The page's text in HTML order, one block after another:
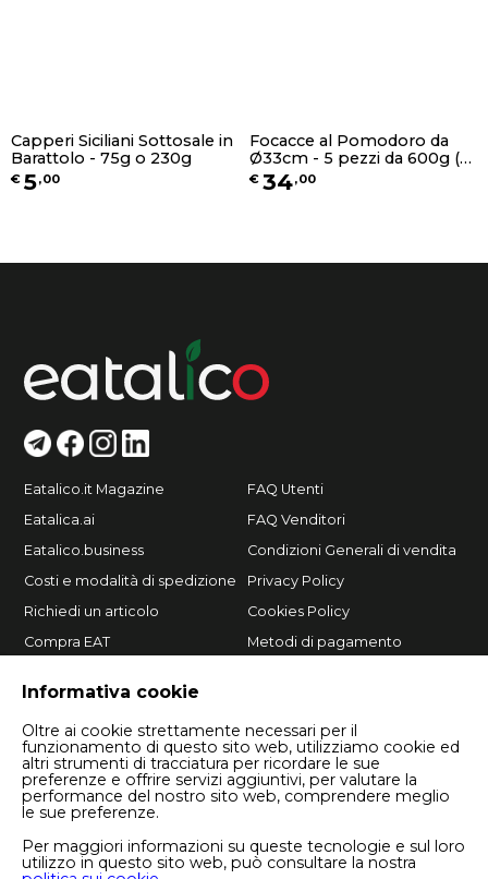
Capperi Siciliani Sottosale in
Barattolo - 75g o 230g
€ 5,00
Focacce al Pomodoro da
Ø33cm - 5 pezzi da 600g (1
pz. per busta)
€ 34,00
Informativa cookie
Oltre ai cookie strettamente necessari per il
funzionamento di questo sito web, utilizziamo cookie ed
altri strumenti di tracciatura per ricordare le sue
preferenze e offrire servizi aggiuntivi, per valutare la
performance del nostro sito web, comprendere meglio
le sue preferenze.
Per maggiori informazioni su queste tecnologie e sul loro
utilizzo in questo sito web, può consultare la nostra
Eatalico.it Magazine
Eatalica.ai
Eatalico.business
Costi e modalità di spedizione
Richiedi un articolo
Compra EAT
FAQ Utenti
FAQ Venditori
Condizioni Generali di vendita
Privacy Policy
Cookies Policy
Metodi di pagamento